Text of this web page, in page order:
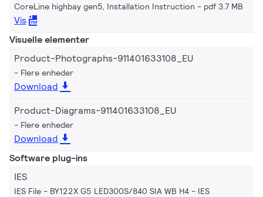
CoreLine highbay gen5, Installation Instruction pdf 3.7 MB
Vis
Visuelle elementer
Product-Photographs-911401633108_EU
Flere enheder
Download
Product-Diagrams-911401633108_EU
Flere enheder
Download
Software plug-ins
IES
IES File - BY122X G5 LED300S/840 SIA WB H4 IES